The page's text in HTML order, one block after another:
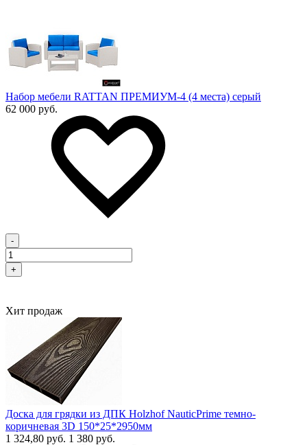
Набор мебели RATTAN ПРЕМИУМ-4 (4 места) серый
62 000 руб.
-
+
Хит продаж
Доска для грядки из ДПК Holzhof NauticPrime темно-
коричневая 3D 150*25*2950мм
1 324,80 руб. 1 380 руб.